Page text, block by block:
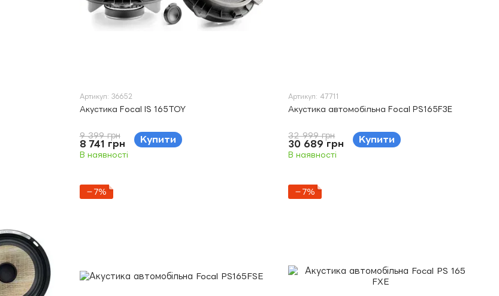
Артикул: 36652
Акустика Focal IS 165TOY
9 399 грн
8 741 грн Купити
В наявності
Артикул: 47711
Акустика автомобільна Focal PS165F3E
32 999 грн
30 689 грн Купити
В наявності
−7% −7%